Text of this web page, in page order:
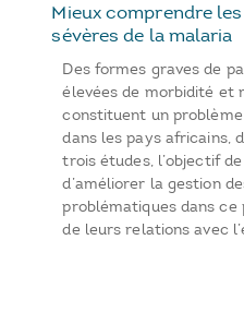
Mieux comprendre
sévères de la malaria
Des formes graves de
élevées de morbidité et
constituent un
dans les pays africains,
trois études, l’objectif
d’améliorer la gestion
problématiques dans ce
de leurs relations avec